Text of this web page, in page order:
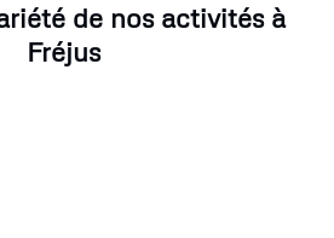
de nos activités à
Fréjus